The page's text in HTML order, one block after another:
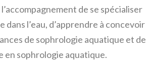
de se spécialiser
dans l’eau, d’apprendre à concevoir
de sophrologie aquatique et de
en sophrologie aquatique.